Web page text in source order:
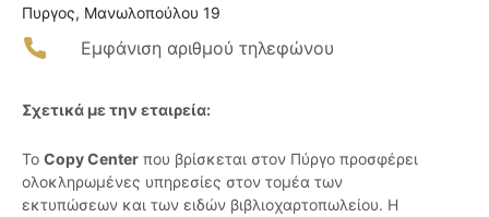
Πυργος, Μανωλοπούλου 19
Εμφάνιση αριθμού τηλεφώνου
Σχετικά με την εταιρεία:
Το Copy Center που βρίσκεται στον Πύργο προσφέρει
ολοκληρωμένες υπηρεσίες στον τομέα των
εκτυπώσεων και των ειδών βιβλιοχαρτοπωλείου. Η